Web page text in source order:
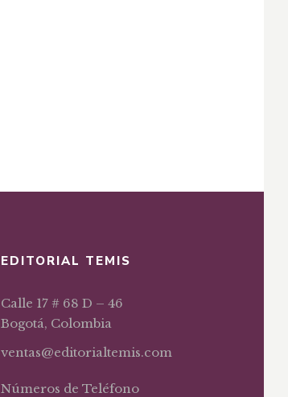
EDITORIAL TEMIS
Calle 17 # 68 D – 46
Bogotá, Colombia
ventas@editorialtemis.com
Números de Teléfono